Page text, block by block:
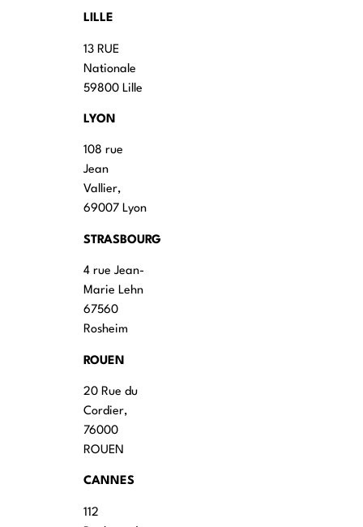
LILLE
13 RUE
Nationale
59800 Lille
LYON
108 rue
Jean
Vallier,
69007 Lyon
STRASBOURG
4 rue Jean-
Marie Lehn
67560
Rosheim
ROUEN
20 Rue du
Cordier,
76000
ROUEN
CANNES
112